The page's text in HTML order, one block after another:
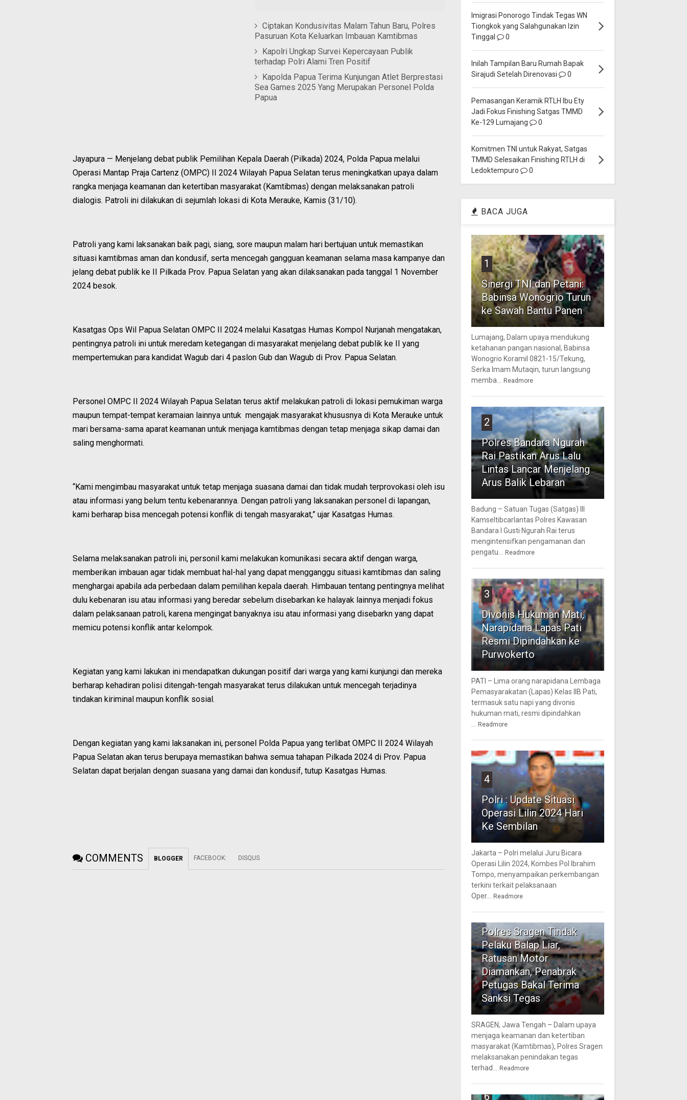
Ciptakan Kondusivitas Malam Tahun Baru, Polres
Pasuruan Kota Keluarkan Imbauan Kamtibmas
Kapolri Ungkap Survei Kepercayaan Publik
terhadap Polri Alami Tren Positif
Kapolda Papua Terima Kunjungan Atlet Berprestasi
Sea Games 2025 Yang Merupakan Personel Polda
Papua
Jayapura — Menjelang debat publik Pemilihan Kepala Daerah (Pilkada) 2024, Polda Papua melalui
Operasi Mantap Praja Cartenz (OMPC) II 2024 Wilayah Papua Selatan terus meningkatkan upaya dalam
rangka menjaga keamanan dan ketertiban masyarakat (Kamtibmas) dengan melaksanakan patroli
dialogis. Patroli ini dilakukan di sejumlah lokasi di Kota Merauke, Kamis (31/10).
Patroli yang kami laksanakan baik pagi, siang, sore maupun malam hari bertujuan untuk memastikan
situasi kamtibmas aman dan kondusif, serta mencegah gangguan keamanan selama masa kampanye dan
jelang debat publik ke II Pilkada Prov. Papua Selatan yang akan dilaksanakan pada tanggal 1 November
2024 besok.
Kasatgas Ops Wil Papua Selatan OMPC II 2024 melalui Kasatgas Humas Kompol Nurjanah mengatakan,
pentingnya patroli ini untuk meredam ketegangan di masyarakat menjelang debat publik ke II yang
mempertemukan para kandidat Wagub dari 4 paslon Gub dan Wagub di Prov. Papua Selatan.
Personel OMPC II 2024 Wilayah Papua Selatan terus aktif melakukan patroli di lokasi pemukiman warga
maupun tempat-tempat keramaian lainnya untuk mengajak masyarakat khususnya di Kota Merauke untuk
mari bersama-sama aparat keamanan untuk menjaga kamtibmas dengan tetap menjaga sikap damai dan
saling menghormati.
“Kami mengimbau masyarakat untuk tetap menjaga suasana damai dan tidak mudah terprovokasi oleh isu
atau informasi yang belum tentu kebenarannya. Dengan patroli yang laksanakan personel di lapangan,
kami berharap bisa mencegah potensi konflik di tengah masyarakat,” ujar Kasatgas Humas.
Selama melaksanakan patroli ini, personil kami melakukan komunikasi secara aktif dengan warga,
memberikan imbauan agar tidak membuat hal-hal yang dapat mengganggu situasi kamtibmas dan saling
menghargai apabila ada perbedaan dalam pemilihan kepala daerah. Himbauan tentang pentingnya melihat
dulu kebenaran isu atau informasi yang beredar sebelum disebarkan ke halayak lainnya menjadi fokus
dalam pelaksanaan patroli, karena mengingat banyaknya isu atau informasi yang disebarkn yang dapat
memicu potensi konflik antar kelompok.
Kegiatan yang kami lakukan ini mendapatkan dukungan positif dari warga yang kami kunjungi dan mereka
berharap kehadiran polisi ditengah-tengah masyarakat terus dilakukan untuk mencegah terjadinya
tindakan kiriminal maupun konflik sosial.
Dengan kegiatan yang kami laksanakan ini, personel Polda Papua yang terlibat OMPC II 2024 Wilayah
Papua Selatan akan terus berupaya memastikan bahwa semua tahapan Pilkada 2024 di Prov. Papua
Selatan dapat berjalan dengan suasana yang damai dan kondusif, tutup Kasatgas Humas.
COMMENTS BLOGGER FACEBOOK: DISQUS
Imigrasi Ponorogo Tindak Tegas WN
Tiongkok yang Salahgunakan Izin
Tinggal
0
Inilah Tampilan Baru Rumah Bapak
Sirajudi Setelah Direnovasi
0
Pemasangan Keramik RTLH Ibu Ety
Jadi Fokus Finishing Satgas TMMD
Ke-129 Lumajang
0
Komitmen TNI untuk Rakyat, Satgas
TMMD Selesaikan Finishing RTLH di
Ledoktempuro
0
BACA JUGA
1
Sinergi TNI dan Petani:
Babinsa Wonogrio Turun
ke Sawah Bantu Panen
Lumajang, Dalam upaya mendukung
ketahanan pangan nasional, Babinsa
Wonogrio Koramil 0821-15/Tekung,
Serka Imam Mutaqin, turun langsung
memba... Readmore
2
Polres Bandara Ngurah
Rai Pastikan Arus Lalu
Lintas Lancar Menjelang
Arus Balik Lebaran
Badung – Satuan Tugas (Satgas) III
Kamseltibcarlantas Polres Kawasan
Bandara I Gusti Ngurah Rai terus
mengintensifkan pengamanan dan
pengatu... Readmore
3
Divonis Hukuman Mati,
Narapidana Lapas Pati
Resmi Dipindahkan ke
Purwokerto
PATI – Lima orang narapidana Lembaga
Pemasyarakatan (Lapas) Kelas IIB Pati,
termasuk satu napi yang divonis
hukuman mati, resmi dipindahkan
... Readmore
4
Polri : Update Situasi
Operasi Lilin 2024 Hari
Ke Sembilan
Jakarta – Polri melalui Juru Bicara
Operasi Lilin 2024, Kombes Pol Ibrahim
Tompo, menyampaikan perkembangan
terkini terkait pelaksanaan
Oper... Readmore
5
Polres Sragen Tindak
Pelaku Balap Liar,
Ratusan Motor
Diamankan, Penabrak
Petugas Bakal Terima
Sanksi Tegas
SRAGEN, Jawa Tengah – Dalam upaya
menjaga keamanan dan ketertiban
masyarakat (Kamtibmas), Polres Sragen
melaksanakan penindakan tegas
terhad... Readmore
6